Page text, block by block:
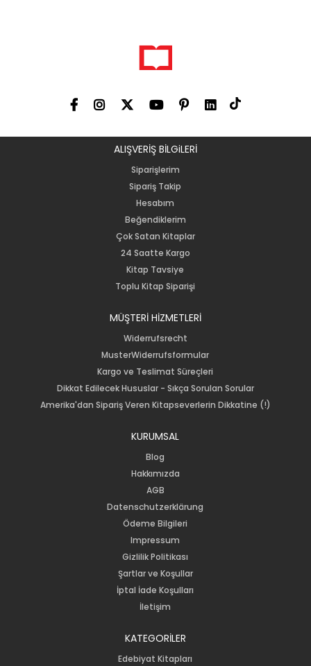
ALIŞVERİŞ BİLGiLERİ
Siparişlerim
Sipariş Takip
Hesabım
Beğendiklerim
Çok Satan Kitaplar
24 Saatte Kargo
Kitap Tavsiye
Toplu Kitap Siparişi
MÜŞTERİ HİZMETLERİ
Widerrufsrecht
MusterWiderrufsformular
Kargo ve Teslimat Süreçleri
Dikkat Edilecek Hususlar - Sıkça Sorulan Sorular
Amerika'dan Sipariş Veren Kitapseverlerin Dikkatine (!)
KURUMSAL
Blog
Hakkımızda
AGB
Datenschutzerklärung
Ödeme Bilgileri
Impressum
Gizlilik Politikası
Şartlar ve Koşullar
İptal İade Koşulları
İletişim
KATEGORİLER
Edebiyat Kitapları